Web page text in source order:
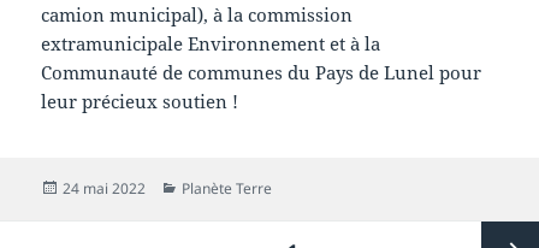
camion municipal), à la commission
extramunicipale Environnement et à la
Communauté de communes du Pays de Lunel pour
leur précieux soutien !
Publié
24 mai 2022 Catégories
Planète Terre